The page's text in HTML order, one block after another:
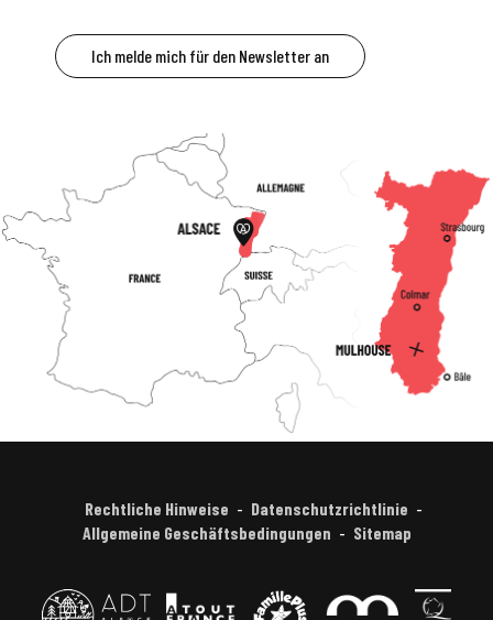
Ich melde mich für den Newsletter an
Rechtliche Hinweise
Datenschutzrichtlinie
Allgemeine Geschäftsbedingungen
Sitemap